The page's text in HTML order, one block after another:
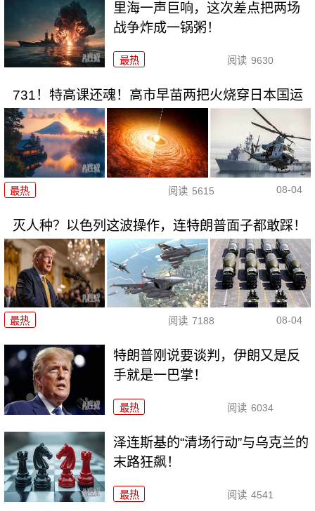
里海一声巨响，这次差点把两场
战争炸成一锅粥！
最热 阅读 9630
731！特高课还魂！高市早苗两把火烧穿日本国运
最热 阅读 5615 08-04
灭人种？以色列这波操作，连特朗普面子都敢踩！
最热 阅读 7188 08-04
特朗普刚说要谈判，伊朗又是反
手就是一巴掌！
最热 阅读 6034
泽连斯基的“清场行动”与乌克兰的
末路狂飙！
最热 阅读 4541